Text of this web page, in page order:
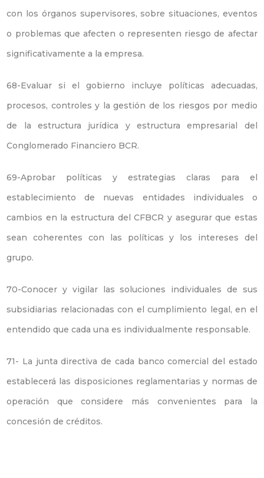
con los órganos supervisores, sobre situaciones, eventos
o problemas que afecten o representen riesgo de afectar
significativamente a la empresa.
68-Evaluar si el gobierno incluye políticas adecuadas,
procesos, controles y la gestión de los riesgos por medio
de la estructura jurídica y estructura empresarial del
Conglomerado Financiero BCR.
69-Aprobar políticas y estrategias claras para el
establecimiento de nuevas entidades individuales o
cambios en la estructura del CFBCR y asegurar que estas
sean coherentes con las políticas y los intereses del
grupo.
70-Conocer y vigilar las soluciones individuales de sus
subsidiarias relacionadas con el cumplimiento legal, en el
entendido que cada una es individualmente responsable.
71- La junta directiva de cada banco comercial del estado
establecerá las disposiciones reglamentarias y normas de
operación que considere más convenientes para la
concesión de créditos.